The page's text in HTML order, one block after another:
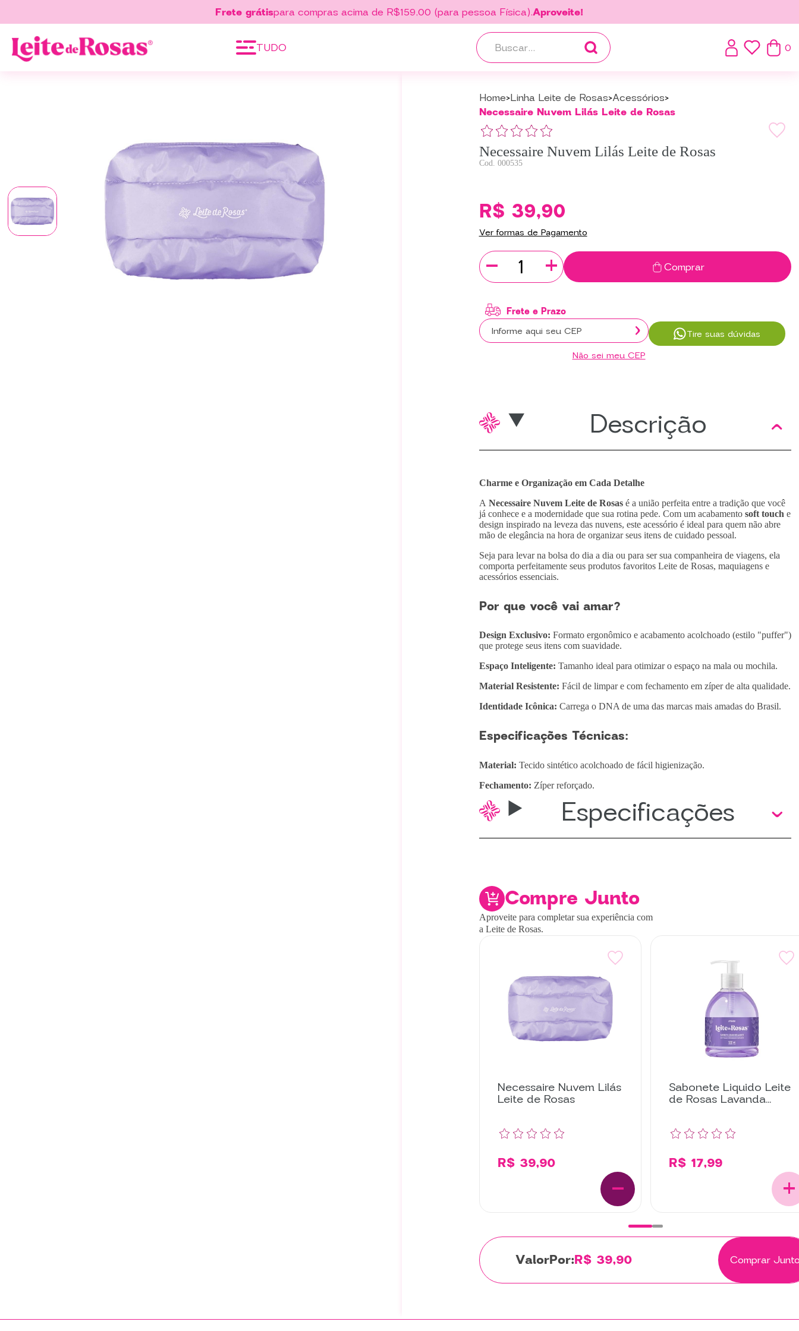
Frete grátispara compras acima de R$159,00 (para pessoa Física).Aproveite!
TUDO
0
Home Linha Leite de Rosas Acessórios
Necessaire Nuvem Lilás Leite de Rosas
Necessaire Nuvem Lilás Leite de Rosas
000535
R$ 39,90
Ver formas de Pagamento
- + Comprar
Não sei meu CEP
Tire suas dúvidas
Descrição
Charme e Organização em Cada Detalhe
A Necessaire Nuvem Leite de Rosasé a união perfeita entre a tradição que você
já conhece e a modernidade que sua rotina pede. Com um acabamento soft touch e
design inspirado na leveza das nuvens, este acessório é ideal para quem não abre
mão de elegância na hora de organizar seus itens de cuidado pessoal.
Seja para levar na bolsa do dia a dia ou para ser sua companheira de viagens, ela
comporta perfeitamente seus produtos favoritos Leite de Rosas, maquiagens e
acessórios essenciais.
Por que você vai amar?
Design Exclusivo: Formato ergonômico e acabamento acolchoado (estilo "puffer")
que protege seus itens com suavidade.
Espaço Inteligente: Tamanho ideal para otimizar o espaço na mala ou mochila.
Material Resistente: Fácil de limpar e com fechamento em zíper de alta qualidade.
Identidade Icônica: Carrega o DNA de uma das marcas mais amadas do Brasil.
Especificações Técnicas:
Material: Tecido sintético acolchoado de fácil higienização.
Fechamento: Zíper reforçado.Especificações
Compre Junto
Aproveite para completar sua experiência com
a Leite de Rosas.
Necessaire Nuvem Lilás
Leite de Rosas
R$ 39,90
Sabonete Liquido Leite
de Rosas Lavanda
300ML
R$ 17,99
Por:R$ 39,90 Comprar